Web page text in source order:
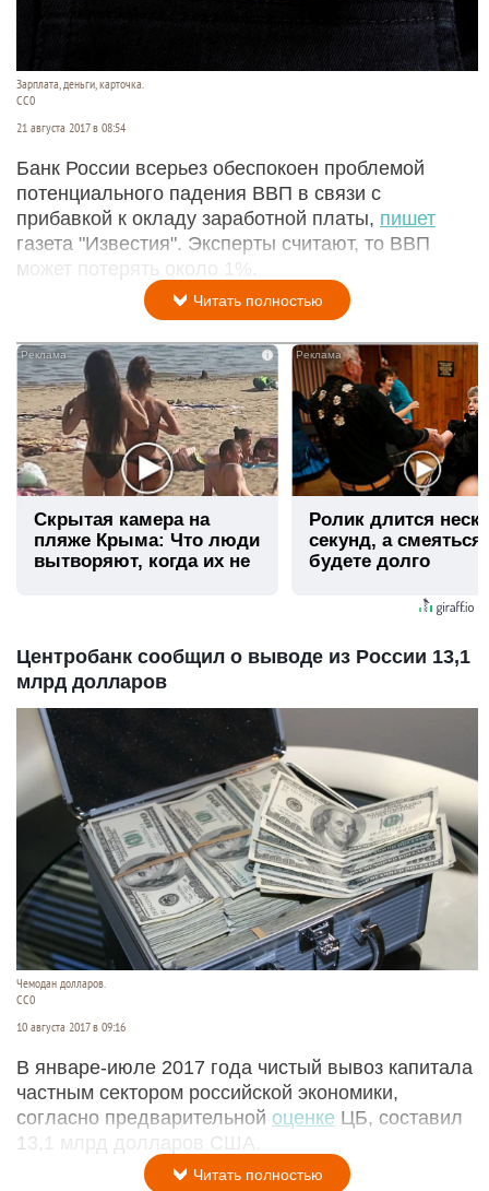
Зарплата, деньги, карточка.
СС0
21 августа 2017 в 08:54
Банк России всерьез обеспокоен проблемой
потенциального падения ВВП в связи с
прибавкой к окладу заработной платы, пишет
газета "Известия". Эксперты считают, то ВВП
может потерять около 1%.
Читать полностью
i
Скрытая камера на
пляже Крыма: Что люди
вытворяют, когда их не
Ролик длится
секунд, а
будете долго
Центробанк сообщил о выводе из России 13,1
млрд долларов
Чемодан долларов.
СС0
10 августа 2017 в 09:16
В январе-июле 2017 года чистый вывоз капитала
частным сектором российской экономики,
согласно предварительной оценке ЦБ, составил
13,1 млрд долларов США.
Читать полностью